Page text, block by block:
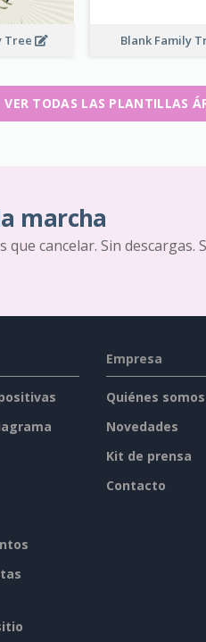
Tree Blank Family
VER TODAS LAS PLANTILLAS
marcha
cancelar. Sin descargas.
Empresa
Quiénes somos
Novedades
Kit de prensa
Contacto